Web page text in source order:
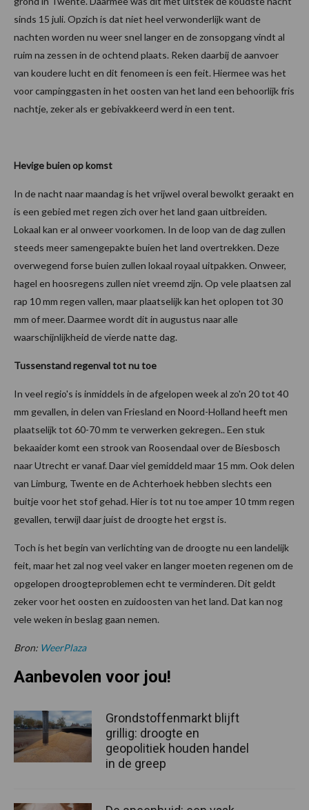
sinds 15 juli. Opzich is dat niet heel verwonderlijk want de
nachten worden nu weer snel langer en de zonsopgang vindt al
ruim na zessen in de ochtend plaats. Reken daarbij de aanvoer
van koudere lucht en dit fenomeen is een feit. Hiermee was het
voor campinggasten in het oosten van het land een behoorlijk fris
nachtje, zeker als er gebivakkeerd werd in een tent.
Hevige buien op komst
In de nacht naar maandag is het vrijwel overal bewolkt geraakt en
is een gebied met regen zich over het land gaan uitbreiden.
Lokaal kan er al onweer voorkomen. In de loop van de dag zullen
steeds meer samengepakte buien het land overtrekken. Deze
overwegend forse buien zullen lokaal royaal uitpakken. Onweer,
hagel en hoosregens zullen niet vreemd zijn. Op vele plaatsen zal
rap 10 mm regen vallen, maar plaatselijk kan het oplopen tot 30
mm of meer. Daarmee wordt dit in augustus naar alle
waarschijnlijkheid de vierde natte dag.
Tussenstand regenval tot nu toe
In veel regio's is inmiddels in de afgelopen week al zo'n 20 tot 40
mm gevallen, in delen van Friesland en Noord-Holland heeft men
plaatselijk tot 60-70 mm te verwerken gekregen.. Een stuk
bekaaider komt een strook van Roosendaal over de Biesbosch
naar Utrecht er vanaf. Daar viel gemiddeld maar 15 mm. Ook delen
van Limburg, Twente en de Achterhoek hebben slechts een
buitje voor het stof gehad. Hier is tot nu toe amper 10 tmm regen
gevallen, terwijl daar juist de droogte het ergst is.
Toch is het begin van verlichting van de droogte nu een landelijk
feit, maar het zal nog veel vaker en langer moeten regenen om de
opgelopen droogteproblemen echt te verminderen. Dit geldt
zeker voor het oosten en zuidoosten van het land. Dat kan nog
vele weken in beslag gaan nemen.
Bron: WeerPlaza
Aanbevolen voor jou!
Grondstoffenmarkt blijft
grillig: droogte en
geopolitiek houden handel
in de greep